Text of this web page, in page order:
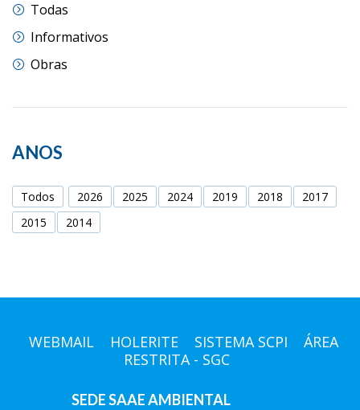
Todas
Informativos
Obras
ANOS
Todos 2026 2025 2024 2019 2018
2017
2015
2014
WEBMAIL HOLERITE SISTEMA SCPI
ÁREA
RESTRITA - SGC
SEDE SAAE AMBIENTAL